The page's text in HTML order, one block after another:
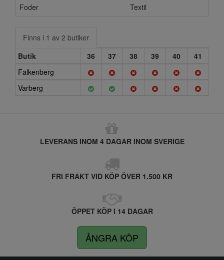
Foder
Textil
Finns i 1 av 2 butiker
Butik
36 37 38 39 40
41
Falkenberg
Varberg
LEVERANS INOM 4 DAGAR INOM SVERIGE
FRI FRAKT VID KÖP ÖVER 1.500 KR
ÖPPET KÖP I 14 DAGAR
ÅNGRA KÖP